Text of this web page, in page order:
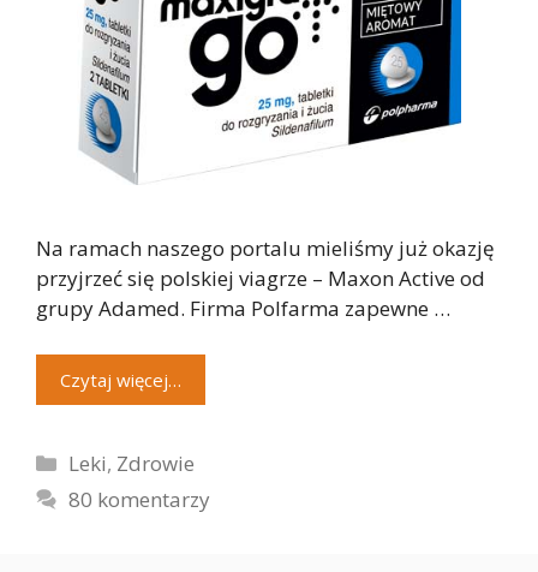
Na ramach naszego portalu mieliśmy już okazję
przyjrzeć się polskiej viagrze – Maxon Active od
grupy Adamed. Firma Polfarma zapewne …
Czytaj więcej…
Kategorie
Leki, Zdrowie
80 komentarzy